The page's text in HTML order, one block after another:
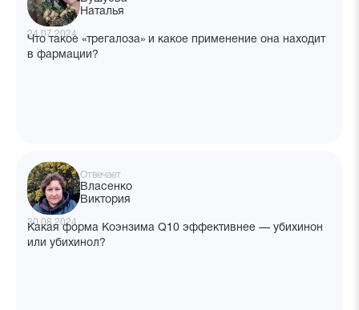
Наталья
24.07.2024
Что такое «трегалоза» и какое применение она находит
в фармации?
Отвечает
Власенко
Виктория
30.08.2024
Какая форма Коэнзима Q10 эффективнее — убихинон
или убихинол?